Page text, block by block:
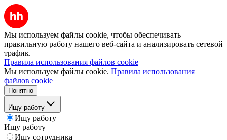
Мы используем файлы cookie, чтобы обеспечивать
правильную работу нашего веб-сайта и анализировать сетевой
трафик.
Правила использования файлов cookie
Мы используем файлы cookie. Правила использования
файлов cookie
Понятно
Ищу работу
Ищу работу
Ищу работу
Ищу сотрудника